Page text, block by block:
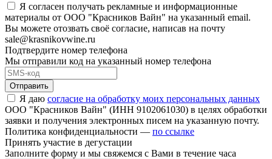
Я согласен получать рекламные и информационные
материалы от ООО "Красников Вайн" на указанный email.
Вы можете отозвать своё согласие, написав на почту
sale@krasnikovwine.ru
Подтвердите номер телефона
Мы отправили код на указанный номер телефона
Отправить
Я даю согласие на обработку моих персональных данных
ООО "Красников Вайн" (ИНН 9102061030) в целях обработки
заявки и получения электронных писем на указанную почту.
Политика конфиденциальности — по ссылке
Принять участие в дегустации
Заполните форму и мы свяжемся с Вами в течение часа